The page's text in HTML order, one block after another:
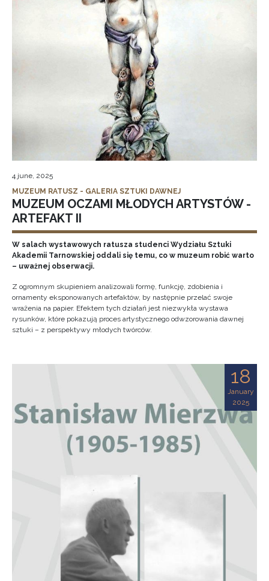
4 june, 2025
MUZEUM RATUSZ - GALERIA SZTUKI DAWNEJ
MUZEUM OCZAMI MŁODYCH ARTYSTÓW -
ARTEFAKT II
W salach wystawowych ratusza studenci Wydziału Sztuki
Akademii Tarnowskiej oddali się temu, co w muzeum robić warto
– uważnej obserwacji.
Z ogromnym skupieniem analizowali formę, funkcję, zdobienia i
ornamenty eksponowanych artefaktów, by następnie przelać swoje
wrażenia na papier. Efektem tych działań jest niezwykła wystawa
rysunków, które pokazują proces artystycznego odwzorowania dawnej
sztuki – z perspektywy młodych twórców.
18
January
2025